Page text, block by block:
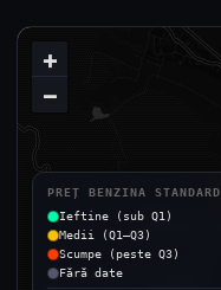
+
−
PREȚ BENZINA STANDARD
Ieftine (sub Q1)
Medii (Q1–Q3)
Scumpe (peste Q3)
Fără date